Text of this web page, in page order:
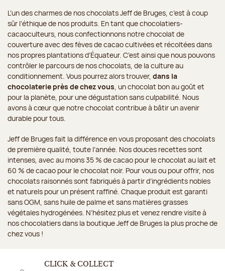
L’un des charmes de nos chocolats Jeff de Bruges, c’est à coup
sûr l’éthique de nos produits. En tant que chocolatiers-
cacaoculteurs, nous confectionnons notre chocolat de
couverture avec des fèves de cacao cultivées et récoltées dans
nos propres plantations d’Équateur. C’est ainsi que nous pouvons
contrôler le parcours de nos chocolats, de la culture au
conditionnement. Vous pourrez alors trouver, dans la
chocolaterie près de chez vous, un chocolat bon au goût et
pour la planète, pour une dégustation sans culpabilité. Nous
avons à cœur que notre chocolat contribue à bâtir un avenir
durable pour tous.
Jeff de Bruges fait la différence en vous proposant des chocolats
de première qualité, toute l’année. Nos douces recettes sont
intenses, avec au moins 35 % de cacao pour le chocolat au lait et
60 % de cacao pour le chocolat noir. Pour vous ou pour offrir, nos
chocolats raisonnés sont fabriqués à partir d’ingrédients nobles
et naturels pour un présent raffiné. Chaque produit est garanti
sans OGM, sans huile de palme et sans matières grasses
végétales hydrogénées. N’hésitez plus et venez rendre visite à
nos chocolatiers dans la boutique Jeff de Bruges la plus proche de
chez vous !
CLICK & COLLECT